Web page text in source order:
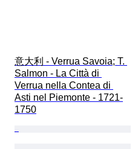
意大利 - Verrua Savoia; T.
Salmon - La Città di
Verrua nella Contea di
Asti nel Piemonte - 1721-
1750